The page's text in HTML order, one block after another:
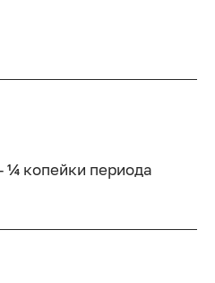
¼ копейки периода